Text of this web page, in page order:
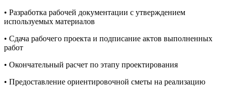
• Разработка рабочей документации с утверждением
используемых материалов
• Сдача рабочего проекта и подписание актов выполненных
работ
• Окончательный расчет по этапу проектирования
• Предоставление ориентировочной сметы на реализацию